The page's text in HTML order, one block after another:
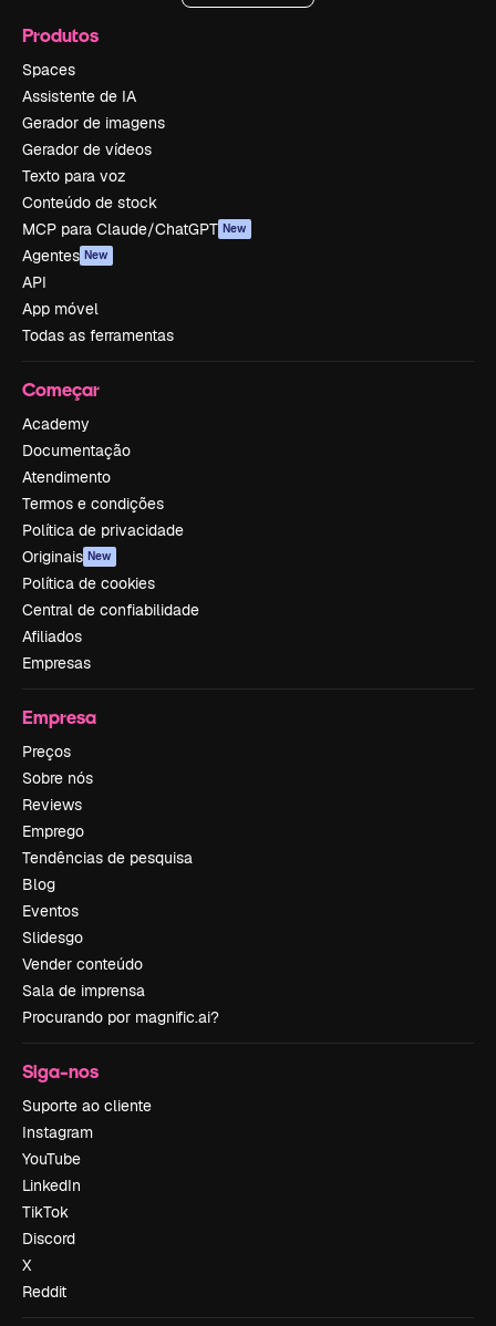
Produtos
Spaces
Assistente de IA
Gerador de imagens
Gerador de vídeos
Texto para voz
Conteúdo de stock
MCP para Claude/ChatGPT New
Agentes New
API
App móvel
Todas as ferramentas
Começar
Academy
Documentação
Atendimento
Termos e condições
Política de privacidade
Originais New
Política de cookies
Central de confiabilidade
Afiliados
Empresas
Empresa
Preços
Sobre nós
Reviews
Emprego
Tendências de pesquisa
Blog
Eventos
Slidesgo
Vender conteúdo
Sala de imprensa
Procurando por magnific.ai?
Siga-nos
Suporte ao cliente
Instagram
YouTube
LinkedIn
TikTok
Discord
X
Reddit